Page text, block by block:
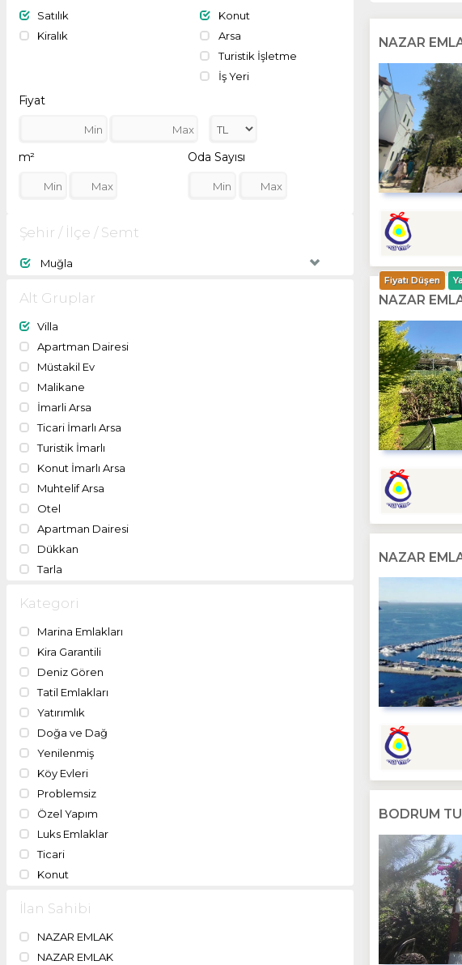
Satılık
Kiralık
Konut
Arsa
Turistik İşletme
İş Yeri
Fiyat
m² Oda Sayısı
Şehir / İlçe / Semt
Muğla
Alt Gruplar
Villa
Apartman Dairesi
Müstakil Ev
Malikane
İmarli Arsa
Ticari İmarlı Arsa
Turistik İmarlı
Konut İmarlı Arsa
Muhtelif Arsa
Otel
Apartman Dairesi
Dükkan
Tarla
Kategori
Marina Emlakları
Kira Garantili
Deniz Gören
Tatil Emlakları
Yatırımlık
Doğa ve Dağ
Yenilenmiş
Köy Evleri
Problemsiz
Özel Yapım
Luks Emlaklar
Ticari
Konut
İlan Sahibi
NAZAR EMLAK
NAZAR EMLAK
NAZAR
Fiyatı Düşen
NAZAR
NAZAR
BODRUM